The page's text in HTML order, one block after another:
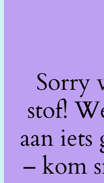
Sorry
stof!
aan iets
– kom